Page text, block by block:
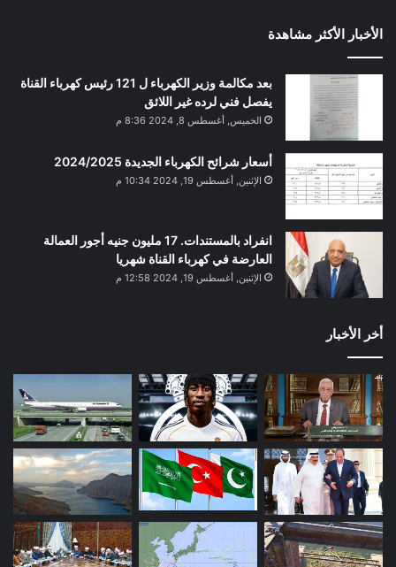
الأخبار الأكثر مشاهدة
بعد مكالمة وزير الكهرباء ل 121 رئيس كهرباء القناة
يفصل فني لرده غير اللائق
الخميس, أغسطس 8, 2024 8:36 م
أسعار شرائح الكهرباء الجديدة 2024/2025
الإثنين, أغسطس 19, 2024 10:34 م
انفراد بالمستندات. 17 مليون جنيه أجور العمالة
العارضة في كهرباء القناة شهريا
الإثنين, أغسطس 19, 2024 12:58 م
أخر الأخبار